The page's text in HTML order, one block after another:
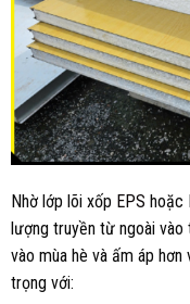
Nhờ lớp lõi xốp EPS hoặc
lượng truyền từ ngoài vào
vào mùa hè và ấm áp
trọng với: